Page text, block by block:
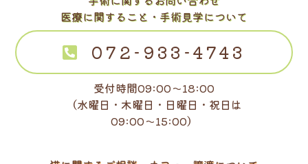
医療に関すること・手術見学について
072-933-4743
受付時間09:00～18:00
（水曜日・木曜日・日曜日・祝日は
09:00～15:00）